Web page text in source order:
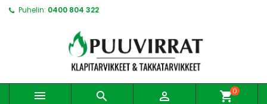
Puhelin: 0400 804 322
   shopping_cart0